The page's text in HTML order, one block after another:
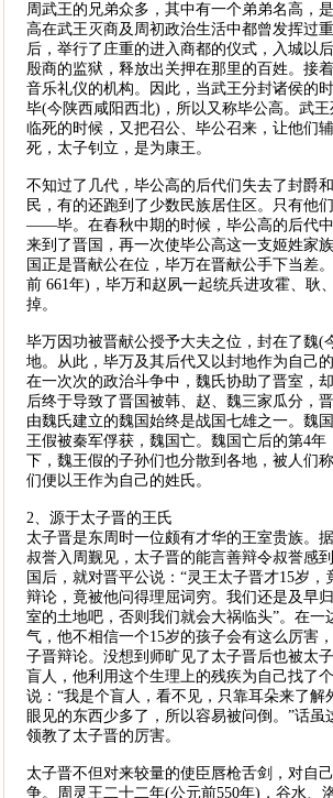
周武王的兄弟众多，其中有一个弟弟名高，
高在武王灭商及周初政治生活中都曾发挥过
后，举行了庄重的进入商都的仪式，入城以
殷商的监狱，释放出关押在那里的百姓。接
音乐礼仪的机构。因此，当武王分封诸侯的
毕(今陕西咸阳西北)，所以又称毕公高。武
临死的时候，又把召公、毕公召来，让他们
死，太子钊立，是为康王。
不知过了几代，毕公高的后代们失去了封爵
民，有的还跑到了少数民族居住区。只有他
——毕。在春秋中期的时候，毕公高的后代
来到了晋国，再一次使毕公高这一支姬姓家
国正是晋献公在位，毕万在晋献公手下当差
前 661年)，毕万和赵夙一起统兵进攻霍、耿
掉。
毕万因功被晋献公授予大夫之位，封在了魏(
地。从此，毕万及其后代又以封地作为自己
在一次次的政治斗争中，魏氏协助了晋室，
后终于导致了晋国被韩、赵、魏三家瓜分，晋
由魏氏建立的魏国始终是战国七雄之一。魏
王假被秦军俘获，魏国亡。魏国亡后的第4年
下，魏王假的子孙们也分散到各地，被人们
们便以王作为自己的姓氏。
2、源于太子晋的王氏
太子晋是东周时一位颇有才华的王室贵族。
叔誉入周觐见，太子晋的能言善辩令叔誉感
国后，就对晋平公说：“灵王太子晋才15岁，
辩论，竟被他问得理屈词穷。我们还是及早
室的土地吧，否则我们就会大祸临头”。在一
气，他不相信一个15岁的孩子会有这么厉害
子晋辩论。没想到师旷见了太子晋后也被太
盲人，他利用这个生理上的残疾为自己找了
说：“我是个盲人，看不见，只靠耳朵来了解
眼见的东西少多了，所以容易被问倒。”话虽
领教了太子晋的厉害。
太子晋不但对来较量的使臣唇枪舌剑，对自
争。周灵王二十二年(公元前550年)，谷水、